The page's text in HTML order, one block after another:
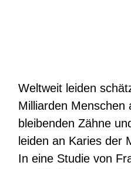
Weltweit leiden
Milliarden Menschen
bleibenden Zähne
leiden an Karies der
In eine Studie von